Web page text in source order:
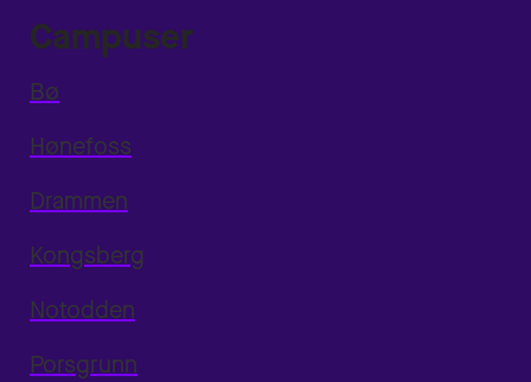
Campuser
Bø
Hønefoss
Drammen
Kongsberg
Notodden
Porsgrunn